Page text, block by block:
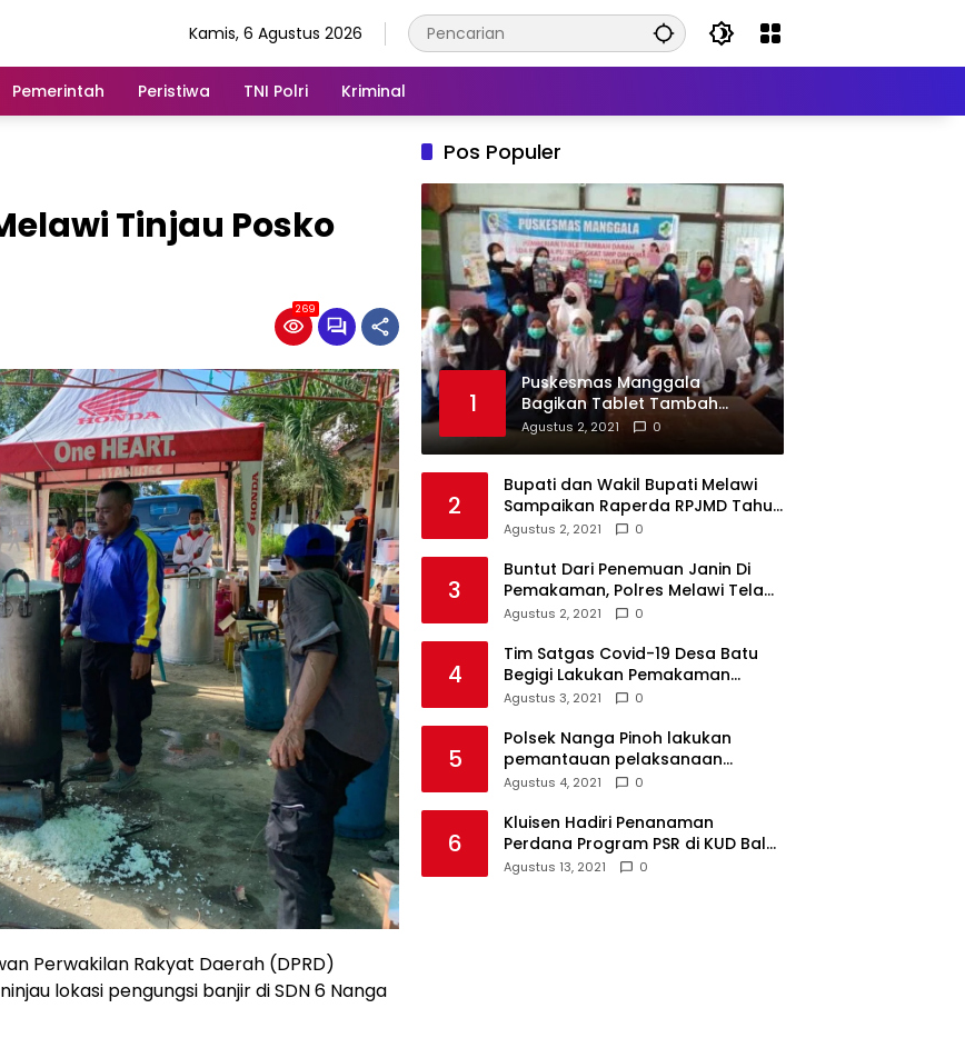
Kamis, 6 Agustus 2026
Pemerintah Peristiwa TNI Polri Kriminal
Tinjau Posko
269
Perwakilan Rakyat Daerah (DPRD)
lokasi pengungsi banjir di SDN 6 Nanga
Pos Populer
1
Puskesmas Manggala
Bagikan Tablet Tambah
Darah di Beberapa Sekolah
Agustus 2, 2021 0
2
Bupati dan Wakil Bupati Melawi
Sampaikan Raperda RPJMD Tahun
2021-2026 ke DPRD
Agustus 2, 2021 0
3
Buntut Dari Penemuan Janin Di
Pemakaman, Polres Melawi Telah
Tetapkan 4 Tersangka
Agustus 2, 2021 0
4
Tim Satgas Covid-19 Desa Batu
Begigi Lakukan Pemakaman
Pasien Covid-19 Sesuai Prokes
Agustus 3, 2021 0
5
Polsek Nanga Pinoh lakukan
pemantauan pelaksanaan
vaksinasi covid-19 tahap 2
Agustus 4, 2021 0
6
Kluisen Hadiri Penanaman
Perdana Program PSR di KUD Bale
Yotro Beloyan
Agustus 13, 2021 0